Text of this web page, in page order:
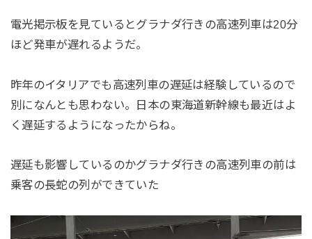
電光掲示板を見ているとグラナダ行きの高速列車は20分
ほど発車が遅れるようだ。
昨年のイタリアでも高速列車の遅延は経験しているので
別になんとも思わない。日本の東海道新幹線も最近はよ
く遅延するようになったからね。
遅延も影響しているのかグラナダ行きの高速列車の前は
乗客の長蛇の列ができていた